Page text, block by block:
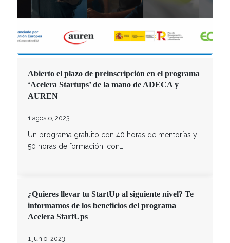
Abierto el plazo de preinscripción en el programa
‘Acelera Startups’ de la mano de ADECA y
AUREN
1 agosto, 2023
Un programa gratuito con 40 horas de mentorías y
50 horas de formación, con…
¿Quieres llevar tu StartUp al siguiente nivel? Te
informamos de los beneficios del programa
Acelera StartUps
1 junio, 2023